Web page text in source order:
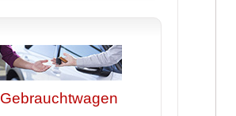
Gebrauchtwagen